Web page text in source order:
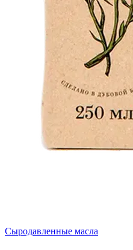
Сыродавленные масла